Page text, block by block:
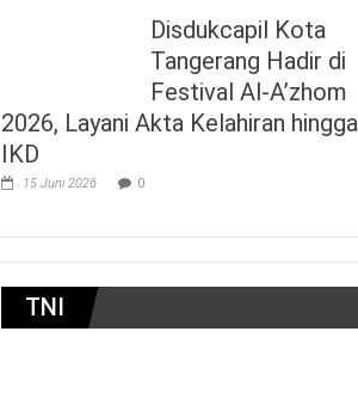
Disdukcapil Kota
Tangerang Hadir di
Festival Al-A’zhom
2026, Layani Akta Kelahiran hingga
IKD
15 Juni 2026 0
TNI